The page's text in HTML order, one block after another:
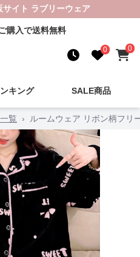
サイト ラブリーウェア
購入で送料無料
0 0
キング SALE商品
覧 › ルームウェア リボン柄フリ